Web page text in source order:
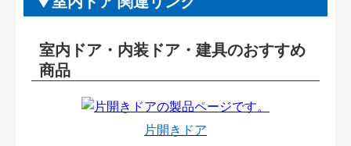
室内ドア・内装ドア・建具のおすすめ
商品
片開きドア